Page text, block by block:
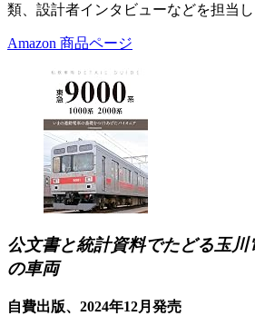
類、設計者インタビューなどを担当し
Amazon 商品ページ
公文書と統計資料でたどる玉
の車両
自費出版、2024年12月発売